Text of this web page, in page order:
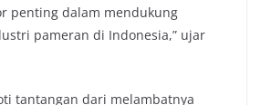
penting dalam mendukung
pameran di Indonesia,” ujar
tantangan dari melambatnya